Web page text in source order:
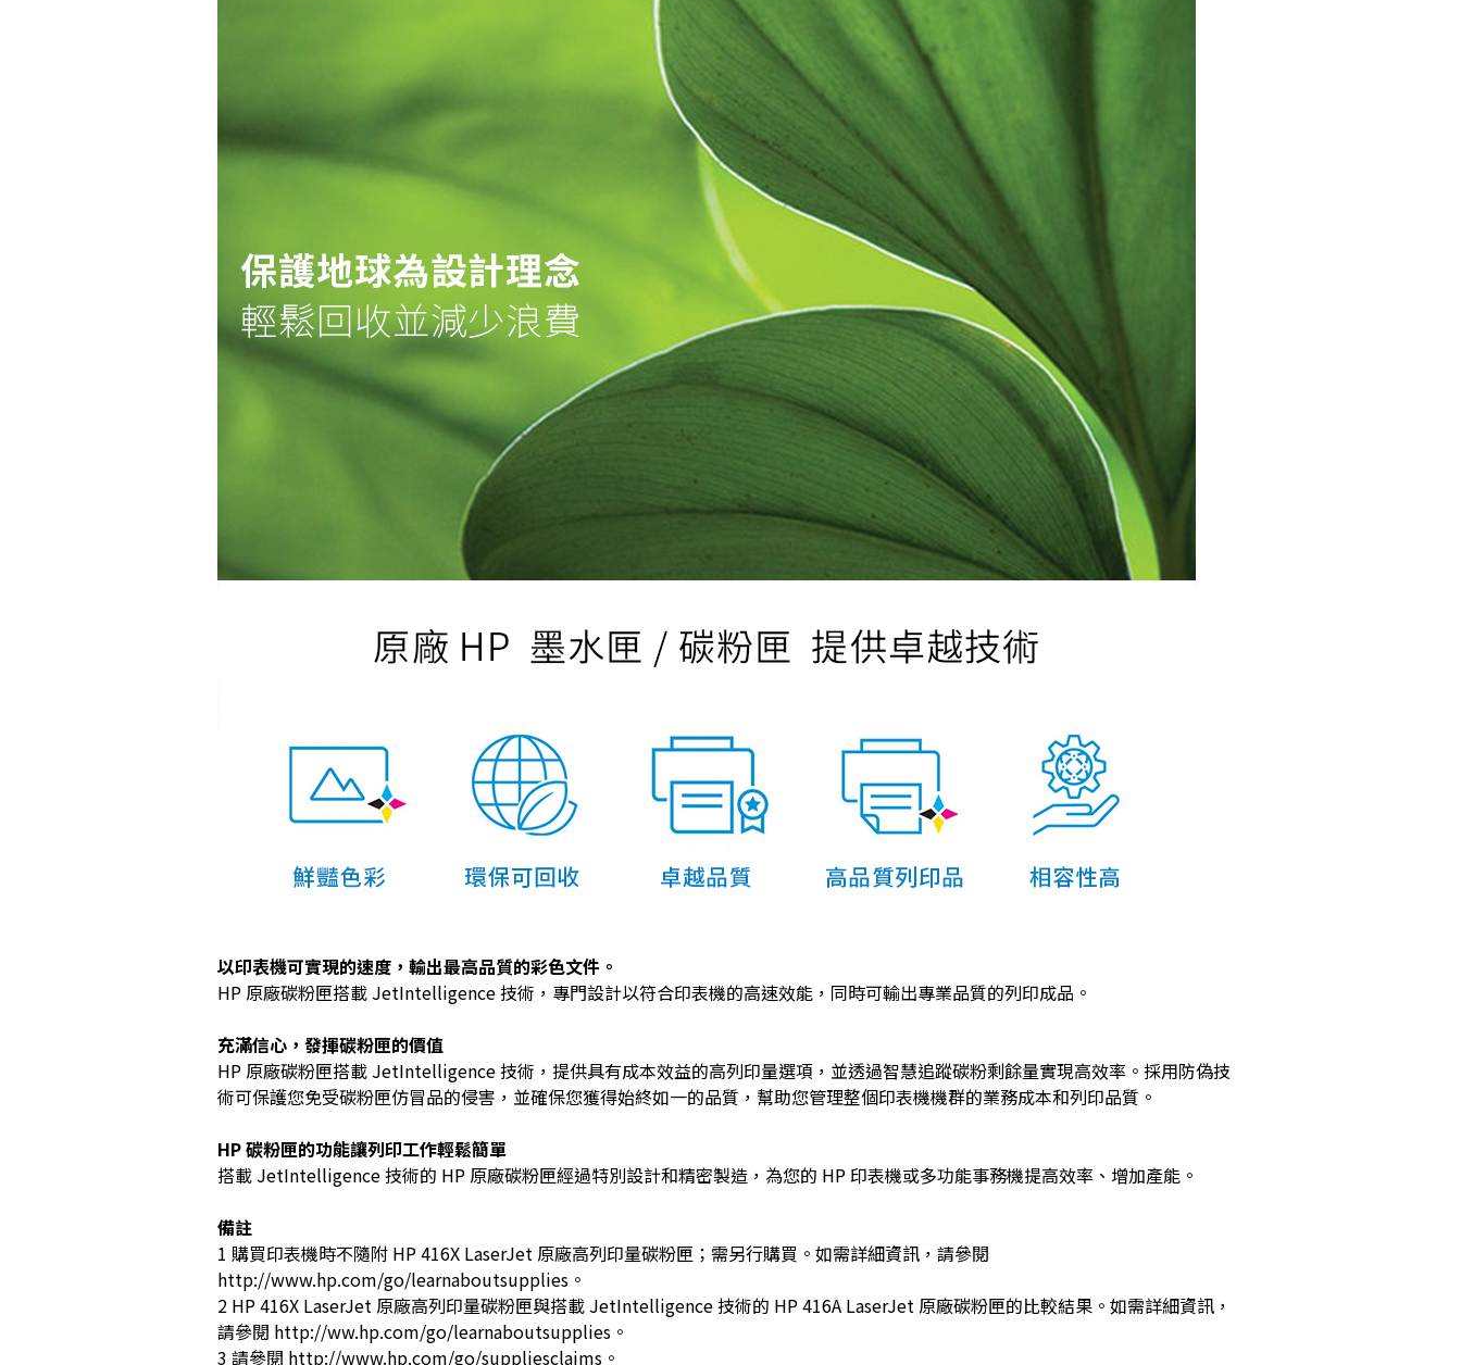
以印表機可實現的速度，輸出最高品質的彩色文件。
HP 原廠碳粉匣搭載 JetIntelligence 技術，專門設計以符合印表機的高速效能，同時可輸出專業品質的列印成品。
充滿信心，發揮碳粉匣的價值
HP 原廠碳粉匣搭載 JetIntelligence 技術，提供具有成本效益的高列印量選項，並透過智慧追蹤碳粉剩餘量實現高效率。採用防偽技
術可保護您免受碳粉匣仿冒品的侵害，並確保您獲得始終如一的品質，幫助您管理整個印表機機群的業務成本和列印品質。
HP 碳粉匣的功能讓列印工作輕鬆簡單
搭載 JetIntelligence 技術的 HP 原廠碳粉匣經過特別設計和精密製造，為您的 HP 印表機或多功能事務機提高效率、增加產能。
備註
1 購買印表機時不隨附 HP 416X LaserJet 原廠高列印量碳粉匣；需另行購買。如需詳細資訊，請參閱
http://www.hp.com/go/learnaboutsupplies。
2 HP 416X LaserJet 原廠高列印量碳粉匣與搭載 JetIntelligence 技術的 HP 416A LaserJet 原廠碳粉匣的比較結果。如需詳細資訊，
請參閱 http://ww.hp.com/go/learnaboutsupplies。
3 請參閱 http://www.hp.com/go/suppliesclaims。